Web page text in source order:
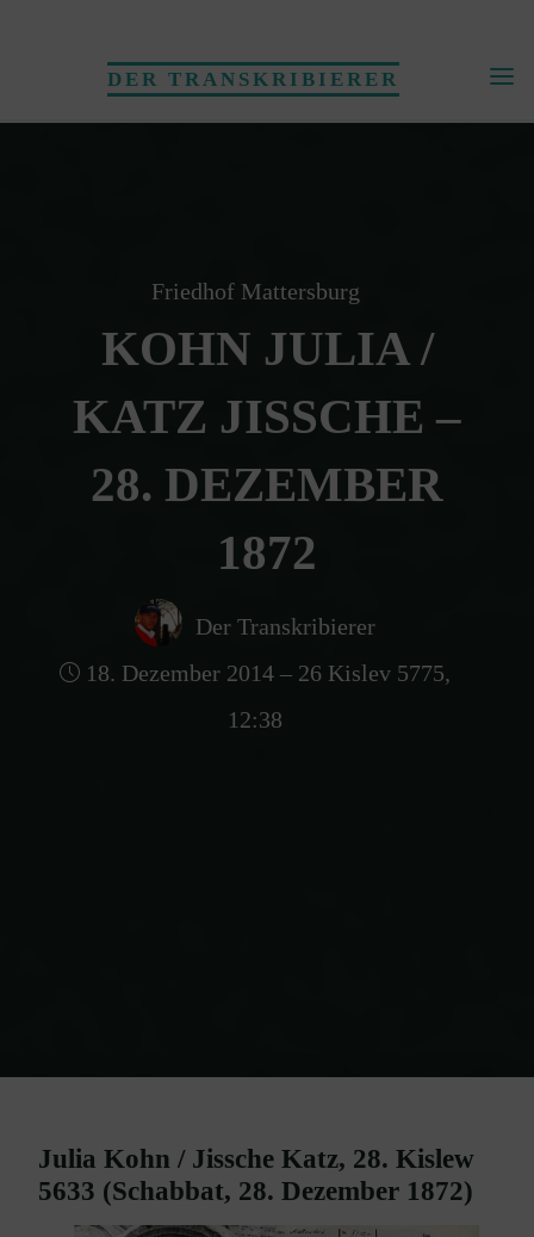
DER TRANSKRIBIERER
Friedhof Mattersburg
KOHN JULIA /
KATZ JISSCHE –
28. DEZEMBER
1872
Der Transkribierer
18. Dezember 2014 – 26 Kislev 5775,
12:38
Julia Kohn / Jissche Katz, 28. Kislew
5633 (Schabbat, 28. Dezember 1872)